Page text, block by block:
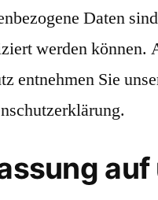
Daten
werden können.
entnehmen Sie